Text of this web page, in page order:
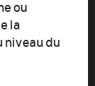
ou
la
niveau du